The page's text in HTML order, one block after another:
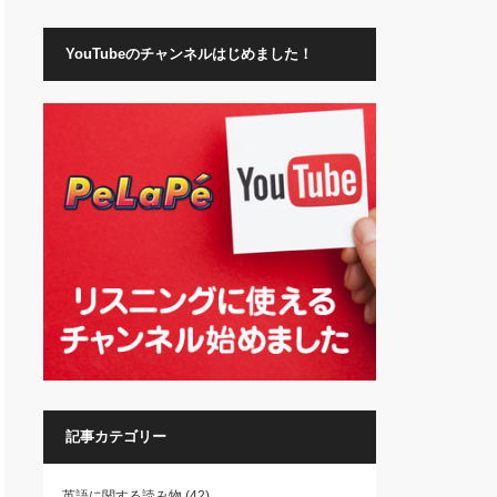
YouTubeのチャンネルはじめました！
記事カテゴリー